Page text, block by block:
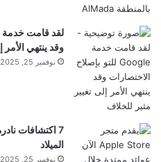
ومن المتوقع أن تحتفظ
أول مباراة من
تمتلك شركة باراماونت،
وقد ينتهي الأمر
نوفمبر 25, 2025
7 اكتشافات
الميلاد
نوفمبر 25, 2025